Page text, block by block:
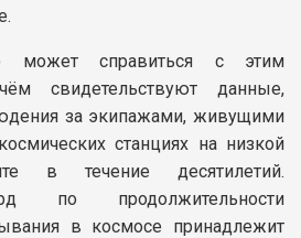
может справиться с этим
свидетельствуют данные,
за экипажами, живущими
станциях на низкой
в течение десятилетий.
по продолжительности
в космосе принадлежит